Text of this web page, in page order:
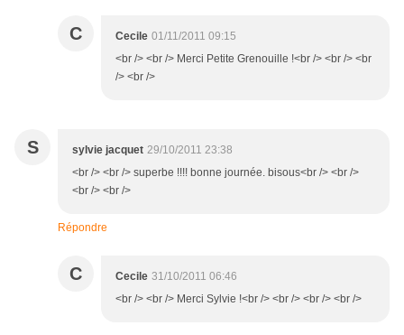
C Cecile 01/11/2011 09:15
<br /> <br /> Merci Petite Grenouille !<br /> <br /> <br
/> <br />
S sylvie jacquet 29/10/2011 23:38
<br /> <br /> superbe !!!! bonne journée. bisous<br /> <br />
<br /> <br />
Répondre
C Cecile 31/10/2011 06:46
<br /> <br /> Merci Sylvie !<br /> <br /> <br /> <br />